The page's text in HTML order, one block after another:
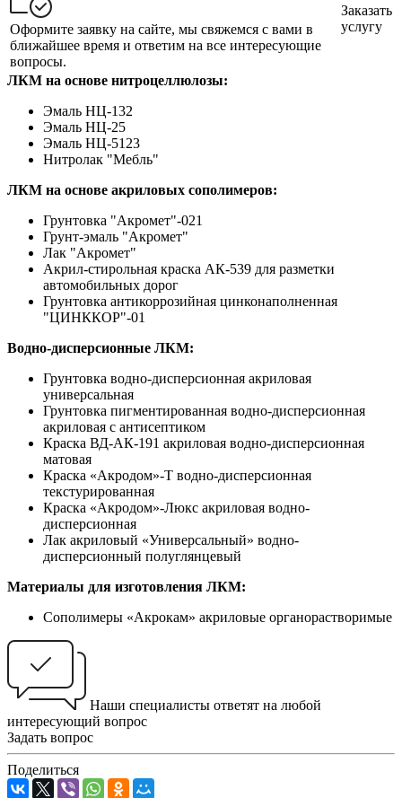
Оформите заявку на сайте, мы свяжемся с вами в
ближайшее время и ответим на все интересующие
вопросы.
Заказать
услугу
ЛКМ на основе нитроцеллюлозы:
Эмаль НЦ-132
Эмаль НЦ-25
Эмаль НЦ-5123
Нитролак "Мебль"
ЛКМ на основе акриловых сополимеров:
Грунтовка "Акромет"-021
Грунт-эмаль "Акромет"
Лак "Акромет"
Акрил-стирольная краска АК-539 для разметки
автомобильных дорог
Грунтовка антикоррозийная цинконаполненная
"ЦИНККОР"-01
Водно-дисперсионные ЛКМ:
Грунтовка водно-дисперсионная акриловая
универсальная
Грунтовка пигментированная водно-дисперсионная
акриловая с антисептиком
Краска ВД-АК-191 акриловая водно-дисперсионная
матовая
Краска «Акродом»-Т водно-дисперсионная
текстурированная
Краска «Акродом»-Люкс акриловая водно-
дисперсионная
Лак акриловый «Универсальный» водно-
дисперсионный полуглянцевый
Материалы для изготовления ЛКМ:
Сополимеры «Акрокам» акриловые органорастворимые
Наши специалисты ответят на любой
интересующий вопрос
Задать вопрос
Поделиться